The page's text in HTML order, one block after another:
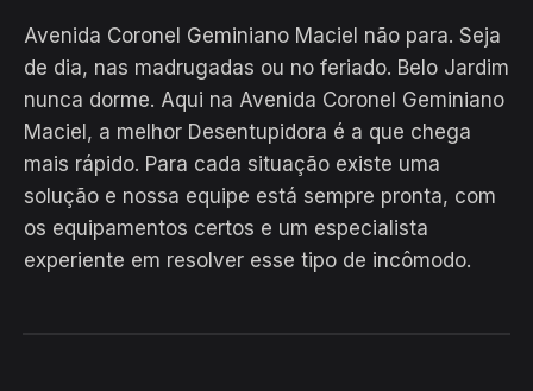
Avenida Coronel Geminiano Maciel não para. Seja
de dia, nas madrugadas ou no feriado. Belo Jardim
nunca dorme. Aqui na Avenida Coronel Geminiano
Maciel, a melhor Desentupidora é a que chega
mais rápido. Para cada situação existe uma
solução e nossa equipe está sempre pronta, com
os equipamentos certos e um especialista
experiente em resolver esse tipo de incômodo.
EM CAMPO
Hiroshiro · Avenida Coronel